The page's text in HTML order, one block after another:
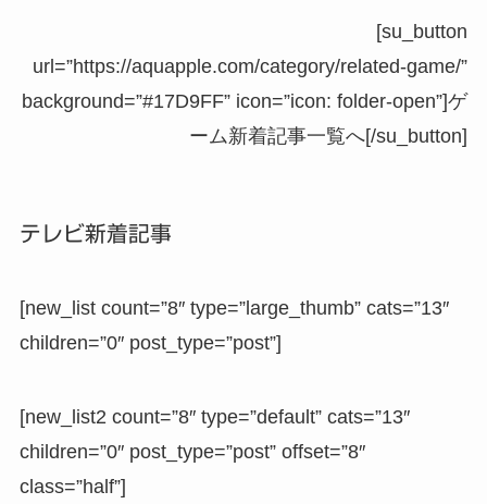
[su_button
url=”https://aquapple.com/category/related-game/”
background=”#17D9FF” icon=”icon: folder-open”]ゲ
ーム新着記事一覧へ[/su_button]
テレビ新着記事
[new_list count=”8″ type=”large_thumb” cats=”13″
children=”0″ post_type=”post”]
[new_list2 count=”8″ type=”default” cats=”13″
children=”0″ post_type=”post” offset=”8″
class=”half”]